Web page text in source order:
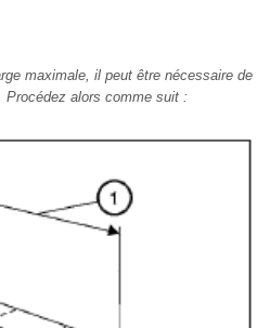
maximale, il peut être nécessaire de
Procédez alors comme suit :